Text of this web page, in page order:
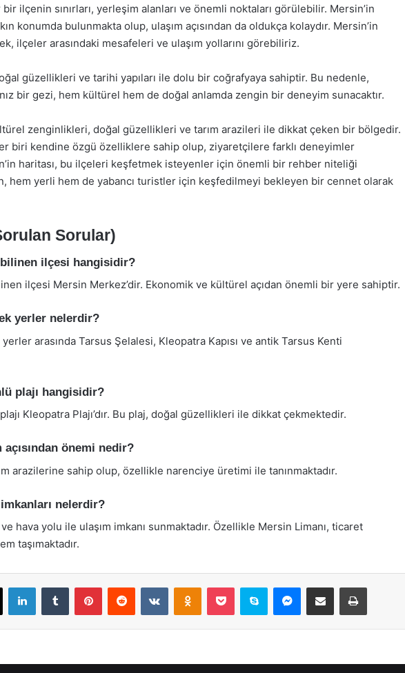
ilçenin sınırları, yerleşim alanları ve önemli noktaları görülebilir. Mersin’in
konumda bulunmakta olup, ulaşım açısından da oldukça kolaydır. Mersin’in
ilçeler arasındaki mesafeleri ve ulaşım yollarını görebiliriz.
güzellikleri ve tarihi yapıları ile dolu bir coğrafyaya sahiptir. Bu nedenle,
bir gezi, hem kültürel hem de doğal anlamda zengin bir deneyim sunacaktır.
zenginlikleri, doğal güzellikleri ve tarım arazileri ile dikkat çeken bir bölgedir.
biri kendine özgü özelliklere sahip olup, ziyaretçilere farklı deneyimler
haritası, bu ilçeleri keşfetmek isteyenler için önemli bir rehber niteliği
hem yerli hem de yabancı turistler için keşfedilmeyi bekleyen bir cennet olarak
Sorular)
bilinen ilçesi hangisidir?
ilçesi Mersin Merkez’dir. Ekonomik ve kültürel açıdan önemli bir yere sahiptir.
yerler nelerdir?
arasında Tarsus Şelalesi, Kleopatra Kapısı ve antik Tarsus Kenti
plajı hangisidir?
Kleopatra Plajı’dır. Bu plaj, doğal güzellikleri ile dikkat çekmektedir.
açısından önemi nedir?
arazilerine sahip olup, özellikle narenciye üretimi ile tanınmaktadır.
nelerdir?
hava yolu ile ulaşım imkanı sunmaktadır. Özellikle Mersin Limanı, ticaret
taşımaktadır.
X LinkedInTumblr PinterestReddit VKontakteOdnoklassniki
Pocket Skype Messenger
E-Posta ile paylaş Yazdır